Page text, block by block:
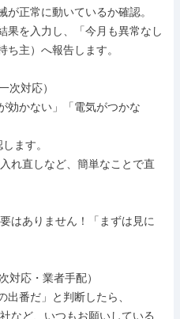
が正常に動いているか確認。
果を入力し、「今月も異常なし
主）へ報告します。
次対応）
効かない」「電気がつかな
対応・業者手配）
出番だ」と判断したら、